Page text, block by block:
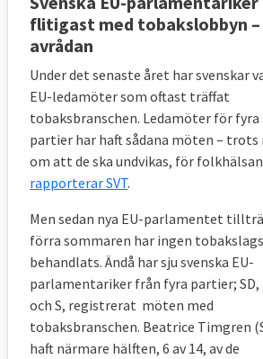
Läs mer
flitigast med tobakslobbyn
avrådan
Under det senaste året har svenskar
EU-ledamöter som oftast träffat
tobaksbranschen. Ledamöter för fyra
partier har haft sådana möten – trots
om att de ska undvikas, för
rapporterar SVT.
Men sedan nya EU-parlamentet
förra sommaren har ingen
behandlats. Ändå har sju svenska EU-
parlamentariker från fyra partier; SD,
och S, registrerat möten med
tobaksbranschen. Beatrice Timgren
haft närmare hälften, 6 av 14, av de